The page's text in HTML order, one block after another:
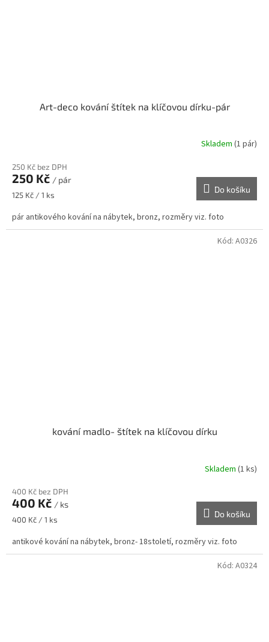
Art-deco kování štítek na klíčovou dírku-pár
Skladem (1 pár)
250 Kč bez DPH
250 Kč / pár
Měrná
125 Kč / 1 ks
Do košíku
pár antikového kování na nábytek, bronz, rozměry viz. foto
kování madlo- štítek na klíčovou dírku
Skladem (1 ks)
400 Kč bez DPH
400 Kč / ks
Měrná
400 Kč / 1 ks
Do košíku
antikové kování na nábytek, bronz- 18století, rozměry viz. foto
Kód: A0326
Kód: A0324